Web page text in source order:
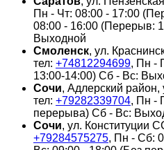
Пн - Чт: 08:00 - 17:00
08:00 - 16:00 (Перерыв:
Выходной
Смоленск, ул.
тел: +74812294699, Пн -
13:00-14:00) Сб - Вс:
Сочи, Адлерский
тел: +79282339704, Пн -
перерыва) Сб - Вс:
Сочи, ул. Конституции
+79284575275, Пн - Сб: